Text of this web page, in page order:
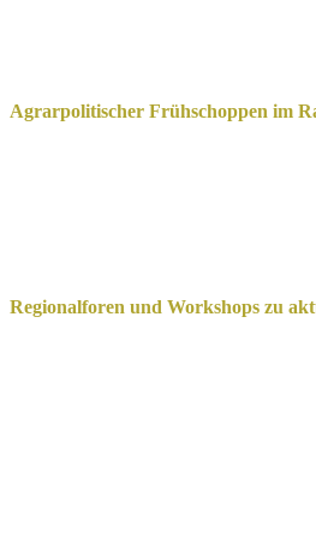
Agrarpolitischer Frühschoppen im
Regionalforen und Workshops zu